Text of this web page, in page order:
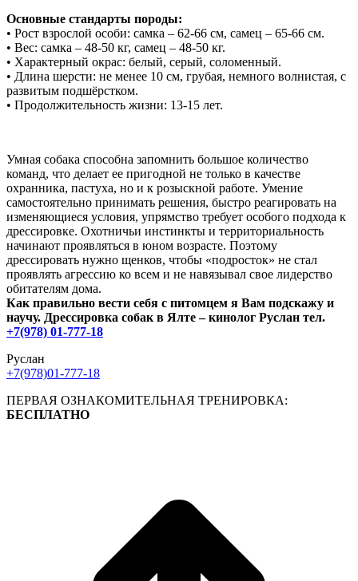
Основные стандарты породы:
• Рост взрослой особи: самка – 62-66 см, самец – 65-66 см.
• Вес: самка – 48-50 кг, самец – 48-50 кг.
• Характерный окрас: белый, серый, соломенный.
• Длина шерсти: не менее 10 см, грубая, немного волнистая, с
развитым подшёрстком.
• Продолжительность жизни: 13-15 лет.
Умная собака способна запомнить большое количество
команд, что делает ее пригодной не только в качестве
охранника, пастуха, но и к розыскной работе. Умение
самостоятельно принимать решения, быстро реагировать на
изменяющиеся условия, упрямство требует особого подхода к
дрессировке. Охотничьи инстинкты и территориальность
начинают проявляться в юном возрасте. Поэтому
дрессировать нужно щенков, чтобы «подросток» не стал
проявлять агрессию ко всем и не навязывал свое лидерство
обитателям дома.
Как правильно вести себя с питомцем я Вам подскажу и
научу. Дрессировка собак в Ялте – кинолог Руслан тел.
+7(978) 01-777-18
Руслан
+7(978)01-777-18
ПЕРВАЯ ОЗНАКОМИТЕЛЬНАЯ ТРЕНИРОВКА:
БЕСПЛАТНО